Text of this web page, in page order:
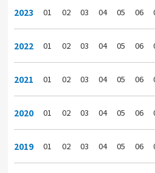
2023 01 02 03 04 05 06
2022 01 02 03 04 05 06
2021 01 02 03 04 05 06
2020 01 02 03 04 05 06
2019 01 02 03 04 05 06